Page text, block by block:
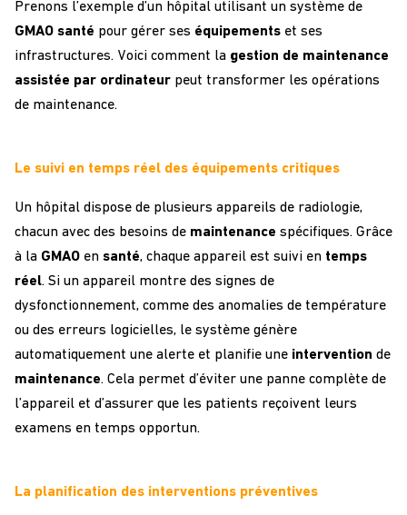
Prenons l’exemple d’un hôpital utilisant un système de
GMAO santé pour gérer ses équipements et ses
infrastructures. Voici comment la gestion de maintenance
assistée par ordinateur peut transformer les opérations
de maintenance.
Le suivi en temps réel des équipements critiques
Un hôpital dispose de plusieurs appareils de radiologie,
chacun avec des besoins de maintenance spécifiques. Grâce
à la GMAO en santé, chaque appareil est suivi en temps
réel. Si un appareil montre des signes de
dysfonctionnement, comme des anomalies de température
ou des erreurs logicielles, le système génère
automatiquement une alerte et planifie une intervention de
maintenance. Cela permet d’éviter une panne complète de
l’appareil et d’assurer que les patients reçoivent leurs
examens en temps opportun.
La planification des interventions préventives